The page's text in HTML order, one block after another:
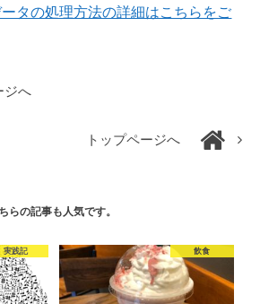
タの処理方法の詳細はこちらをご
ジへ
トップページへ
らの記事も人気です。
実践記 飲食